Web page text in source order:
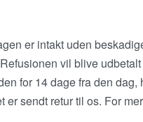
er intakt uden
vil blive
for 14 dage fra den dag,
er sendt retur til os. For